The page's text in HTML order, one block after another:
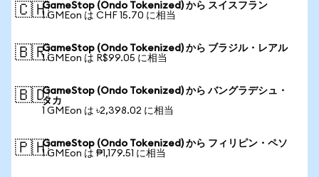
🇨🇭GameStop (Ondo Tokenized) から スイスフラン
1 GMEon は CHF 15.70 に相当
🇧🇷GameStop (Ondo Tokenized) から ブラジル・レアル
1 GMEon は R$99.05 に相当
🇧🇩GameStop (Ondo Tokenized) から バングラデシュ・
タカ
1 GMEon は ৳2,398.02 に相当
🇵🇭GameStop (Ondo Tokenized) から フィリピン・ペソ
1 GMEon は ₱1,179.51 に相当